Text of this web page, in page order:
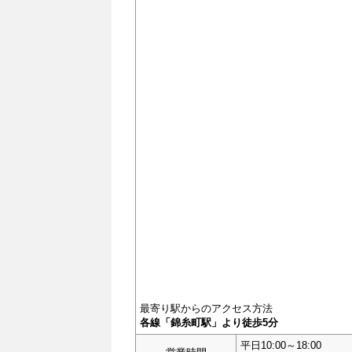
最寄り駅からのアクセス方法
各線「錦糸町駅」より徒歩5分
平日10:00～18:00